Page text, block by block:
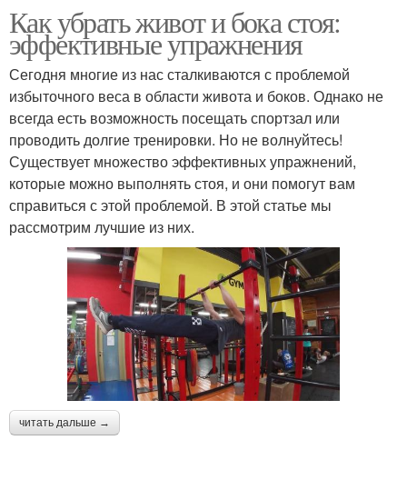
Как убрать живот и бока стоя:
эффективные упражнения
Сегодня многие из нас сталкиваются с проблемой
избыточного веса в области живота и боков. Однако не
всегда есть возможность посещать спортзал или
проводить долгие тренировки. Но не волнуйтесь!
Существует множество эффективных упражнений,
которые можно выполнять стоя, и они помогут вам
справиться с этой проблемой. В этой статье мы
рассмотрим лучшие из них.
читать дальше →